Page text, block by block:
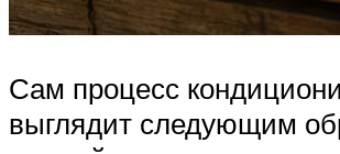
Сам процесс
выглядит следующим